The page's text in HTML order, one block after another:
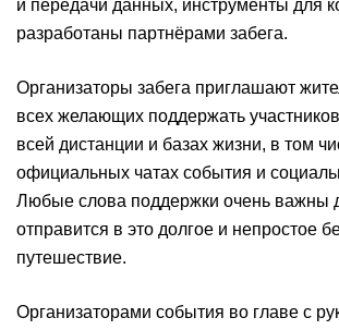
и передачи данных, инструменты для
разработаны партнёрами забега.
Организаторы забега приглашают
всех желающих поддержать
всей дистанции и базах жизни, в том
официальных чатах события и
Любые слова поддержки очень важны
отправится в это долгое и непростое
путешествие.
Организаторами события во главе с